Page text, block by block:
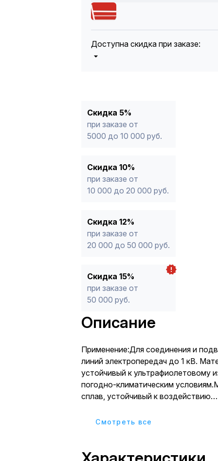
Доступна скидка при заказе:
* -Для заказов, состоящих
продукции, максимальная скидка
Скидка 5%
при заказе от
5000 до 10 000 руб.
Скидка 10%
при заказе от
10 000 до 20 000 руб.
Скидка 12%
при заказе от
20 000 до 50 000 руб.
Скидка 15%
при заказе от
50 000 руб.
Описание
Применение:Для соединения и
линий электропередач до 1 кВ.
устойчивый к ультрафиолетовому
погодно-климатическим
сплав, устойчивый к воздействию
работ, возможность подключения
следствие сокращение сроков
Cмотреть все